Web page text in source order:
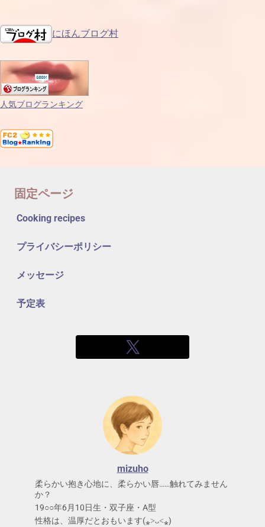
にほんブログ村
人気ブログランキング
固定ページ
Cooking recipes
プライバシーポリシー
メッセージ
予定表
mizuho
柔らかい抱き心地に、柔らかい唇……触れてみません
か？
19○○年6月10日生・双子座・A型
性格は、温厚だとおもいます(⁎˃ᴗ˂⁎)